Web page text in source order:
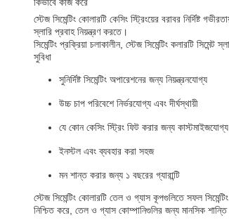
স্টেজ সিমেন্টিং কোলারটি কেসিং স্ট্রিংয়ের বরাবর নির্দিষ্ট
স্লারি প্রবাহ নিয়ন্ত্রণ করতে।
সিমেন্টিং প্রক্রিয়া চলাকালীন, স্টেজ সিমেন্টিং কলারটি
সুবিধা
সুনির্দিষ্ট সিমেন্টিং অপারেশনের জন্য নিয়ন্ত্রনযোগ্য
উচ্চ চাপ পরিবেশে নির্ভরযোগ্য এবং দীর্ঘস্থায়ী
যে কোন কেসিং স্ট্রিং ফিট করার জন্য
ইনস্টল এবং ব্যবহার করা সহজ
মন শান্ত করার জন্য ১ বছরের গ্যারান্টি
স্টেজ সিমেন্টিং কোলারটি তেল ও গ্যাস কূপগুলিতে সফল
নিশ্চিত করে, তেল ও গ্যাস কোম্পানিগুলির জন্য মানসিক